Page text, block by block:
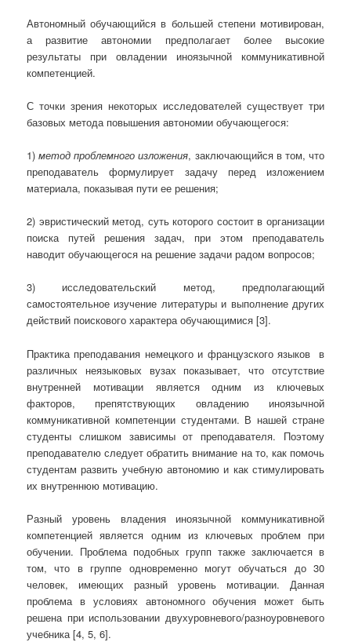
Автономный обучающийся в большей степени мотивирован,
а развитие автономии предполагает более высокие
результаты при овладении иноязычной коммуникативной
компетенцией.
С точки зрения некоторых исследователей существует три
базовых метода повышения автономии обучающегося:
1)метод проблемного изложения, заключающийся в том, что
преподаватель формулирует задачу перед изложением
материала, показывая пути ее решения;
2) эвристический метод, суть которого состоит в организации
поиска путей решения задач, при этом преподаватель
наводит обучающегося на решение задачи радом вопросов;
3) исследовательский метод, предполагающий
самостоятельное изучение литературы и выполнение других
действий поискового характера обучающимися [3].
Практика преподавания немецкого и французского языков в
различных неязыковых вузах показывает, что отсутствие
внутренней мотивации является одним из ключевых
факторов, препятствующих овладению иноязычной
коммуникативной компетенции студентами. В нашей стране
студенты слишком зависимы от преподавателя. Поэтому
преподавателю следует обратить внимание на то, как помочь
студентам развить учебную автономию и как стимулировать
их внутреннюю мотивацию.
Разный уровень владения иноязычной коммуникативной
компетенцией является одним из ключевых проблем при
обучении. Проблема подобных групп также заключается в
том, что в группе одновременно могут обучаться до 30
человек, имеющих разный уровень мотивации. Данная
проблема в условиях автономного обучения может быть
решена при использовании двухуровневого/разноуровневого
учебника [4, 5, 6].